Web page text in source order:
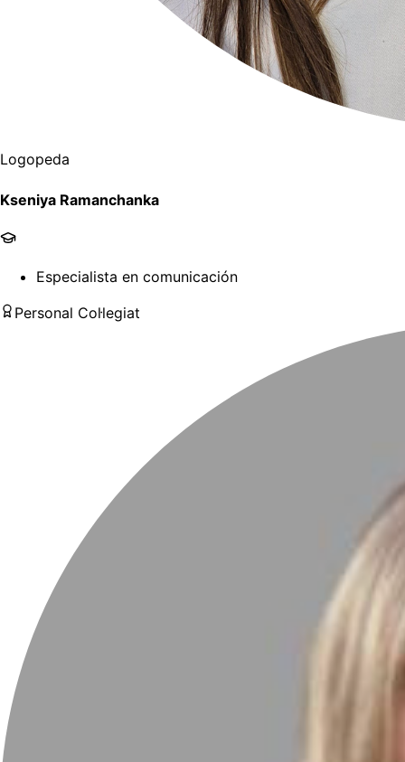
Logopeda
Kseniya Ramanchanka
Especialista en comunicación
Personal Col·legiat